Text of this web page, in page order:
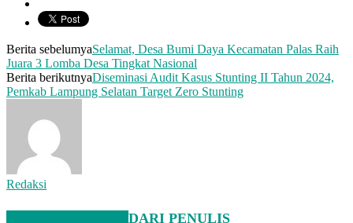
Berita sebelumyaSelamat, Desa Bumi Daya Kecamatan Palas Raih
Juara 3 Lomba Desa Tingkat Nasional
Berita berikutnyaDiseminasi Audit Kasus Stunting II Tahun 2024,
Pemkab Lampung Selatan Target Zero Stunting
Redaksi
DARI PENULIS